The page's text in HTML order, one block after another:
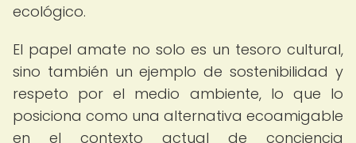
ecológico.
El papel amate no solo es un tesoro cultural,
sino también un ejemplo de sostenibilidad y
respeto por el medio ambiente, lo que lo
posiciona como una alternativa ecoamigable
en el contexto actual de conciencia